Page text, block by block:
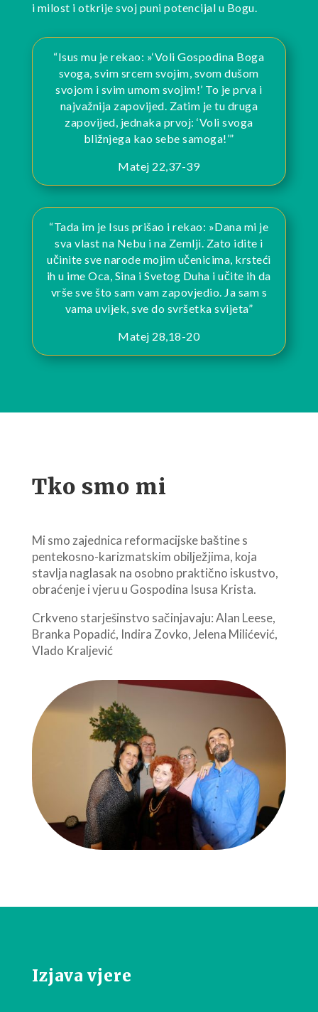
i milost i otkrije svoj puni potencijal u Bogu.
“Isus mu je rekao: »‘Voli Gospodina Boga
svoga, svim srcem svojim, svom dušom
svojom i svim umom svojim!’ To je prva i
najvažnija zapovijed. Zatim je tu druga
zapovijed, jednaka prvoj: ‘Voli svoga
bližnjega kao sebe samoga!’”
Matej 22,37-39
“Tada im je Isus prišao i rekao: »Dana mi je
sva vlast na Nebu i na Zemlji. Zato idite i
učinite sve narode mojim učenicima, krsteći
ih u ime Oca, Sina i Svetog Duha i učite ih da
vrše sve što sam vam zapovjedio. Ja sam s
vama uvijek, sve do svršetka svijeta”
Matej 28,18-20
Tko smo mi
Mi smo zajednica reformacijske baštine s
pentekosno-karizmatskim obilježjima, koja
stavlja naglasak na osobno praktično iskustvo,
obraćenje i vjeru u Gospodina Isusa Krista.
Crkveno starješinstvo sačinjavaju: Alan Leese,
Branka Popadić, Indira Zovko, Jelena Milićević,
Vlado Kraljević
Izjava vjere